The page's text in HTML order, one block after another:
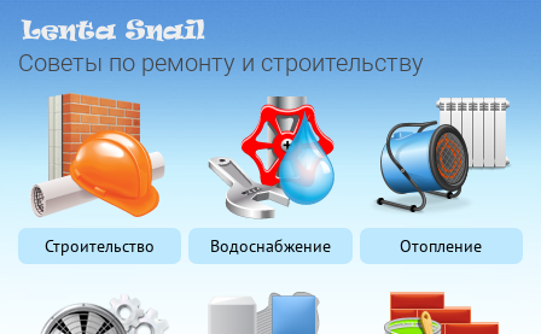
Советы по ремонту и строительству
Строительство Водоснабжение Отопление